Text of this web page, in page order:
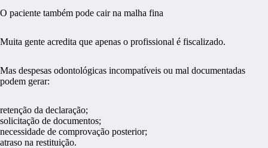
O paciente também pode cair na malha fina
Muita gente acredita que apenas o profissional é fiscalizado.
Mas despesas odontológicas incompatíveis ou mal documentadas
podem gerar:
retenção da declaração;
solicitação de documentos;
necessidade de comprovação posterior;
atraso na restituição.